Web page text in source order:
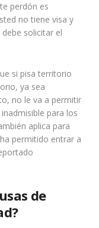
perdón es
no tiene visa y
solicitar el
si pisa territorio
ya sea
no le va a permitir
para los
aplica para
permitido entrar a
de